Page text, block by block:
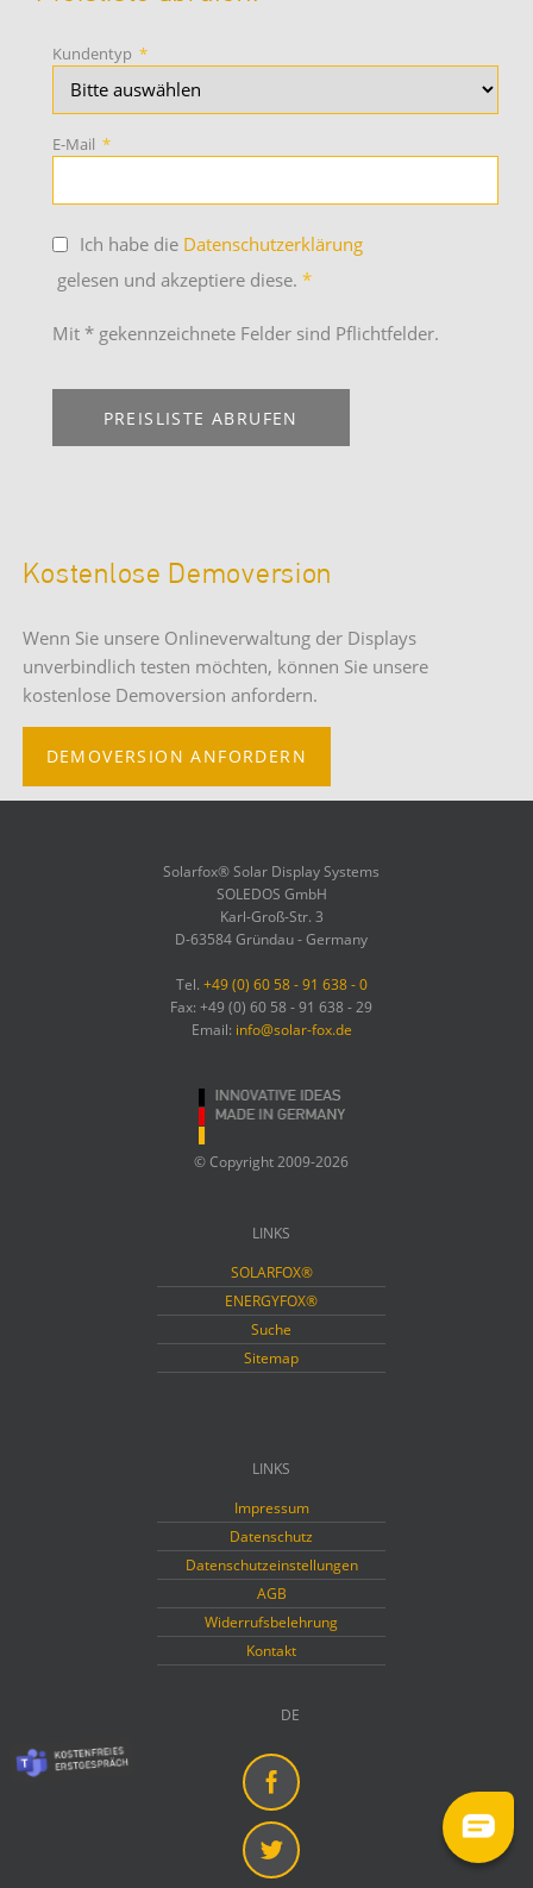
Kundentyp *
E-Mail *
Ich habe die Datenschutzerklärung
gelesen und akzeptiere diese. *
Mit * gekennzeichnete Felder sind Pflichtfelder.
PREISLISTE ABRUFEN
Kostenlose Demoversion
Wenn Sie unsere Onlineverwaltung der Displays
unverbindlich testen möchten, können Sie unsere
kostenlose Demoversion anfordern.
DEMOVERSION ANFORDERN
Solarfox® Solar Display Systems
SOLEDOS GmbH
Karl-Groß-Str. 3
D-63584 Gründau - Germany
Tel. +49 (0) 60 58 - 91 638 - 0
Fax: +49 (0) 60 58 - 91 638 - 29
Email: info@solar-fox.de
© Copyright 2009-2026
LINKS
SOLARFOX®
ENERGYFOX®
Suche
Sitemap
LINKS
Impressum
Datenschutz
Datenschutzeinstellungen
AGB
Widerrufsbelehrung
Kontakt
DE
Facebook